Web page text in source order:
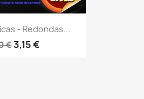
- Redondas...
€3,15 €